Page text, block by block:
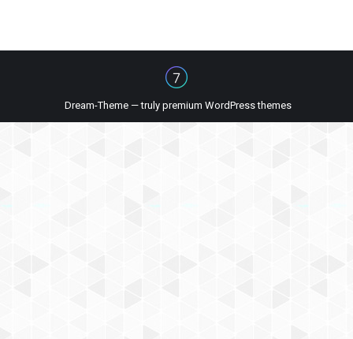
Dream-Theme — truly premium WordPress themes